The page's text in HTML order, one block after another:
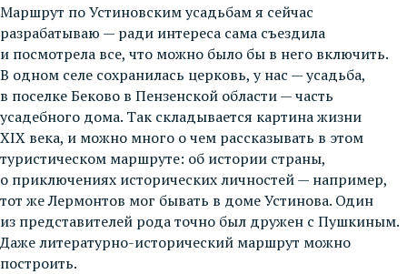
Маршрут по Устиновским усадьбам я сейчас
разрабатываю — ради интереса сама съездила
и посмотрела все, что можно было бы в него включить.
В одном селе сохранилась церковь, у нас — усадьба,
в поселке Беково в Пензенской области — часть
усадебного дома. Так складывается картина жизни
XIX века, и можно много о чем рассказывать в этом
туристическом маршруте: об истории страны,
о приключениях исторических личностей — например,
тот же Лермонтов мог бывать в доме Устинова. Один
из представителей рода точно был дружен с Пушкиным.
Даже литературно-исторический маршрут можно
построить.